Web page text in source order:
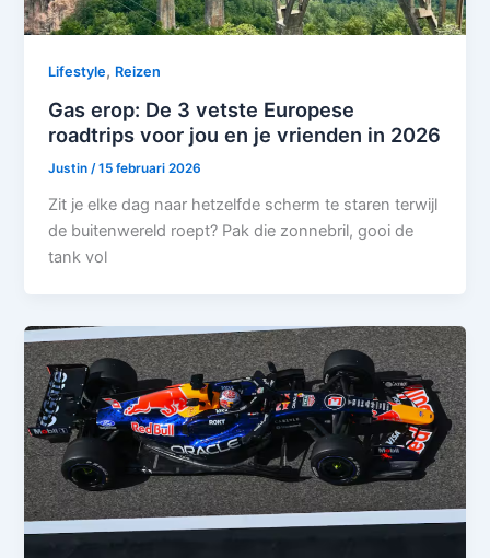
Lifestyle, Reizen
Gas erop: De 3 vetste Europese
roadtrips voor jou en je vrienden in 2026
Justin/15 februari 2026
Zit je elke dag naar hetzelfde scherm te staren terwijl
de buitenwereld roept? Pak die zonnebril, gooi de
tank vol